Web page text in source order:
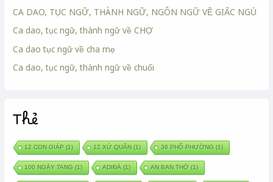
CA DAO, TỤC NGỮ, THÀNH NGỮ, NGÔN NGỮ VỀ GIẤC NGỦ
Ca dao, tục ngữ, thành ngữ về CHỢ
Ca dao tục ngữ về cha mẹ
Ca dao, tục ngữ, thành ngữ về chuối
Thẻ
12 CON GIÁP (1) 12 XỨ QUÂN (1) 36 PHỐ PHƯỜNG (1)
100 NGÀY TANG (1) ADIĐÀ (1) AN BAN THỜ(1)